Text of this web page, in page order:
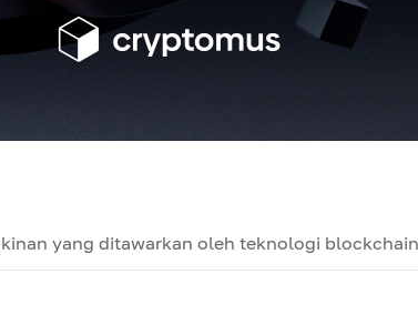
yang ditawarkan oleh teknologi blockchain